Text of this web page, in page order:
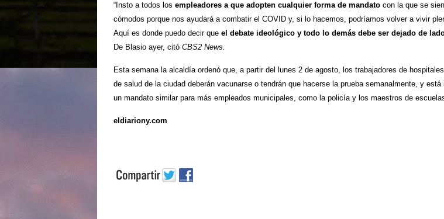
“Insto a todos los empleadores a que adopten cualquier forma de mandato con la que se
cómodos porque nos ayudará a combatir el COVID y, si lo hacemos, podríamos volver a vivir
Aquí es donde puedo decir que el debate ideológico y todo lo demás debe ser dejado de
De Blasio ayer, citó CBS2 News.
Esta semana la alcaldía ordenó que, a partir del lunes 2 de agosto, los trabajadores de
de salud de la ciudad deberán vacunarse o tendrán que hacerse la prueba semanalmente, y está
un mandato similar para más empleados municipales, como la policía y los maestros de
eldiariony.com